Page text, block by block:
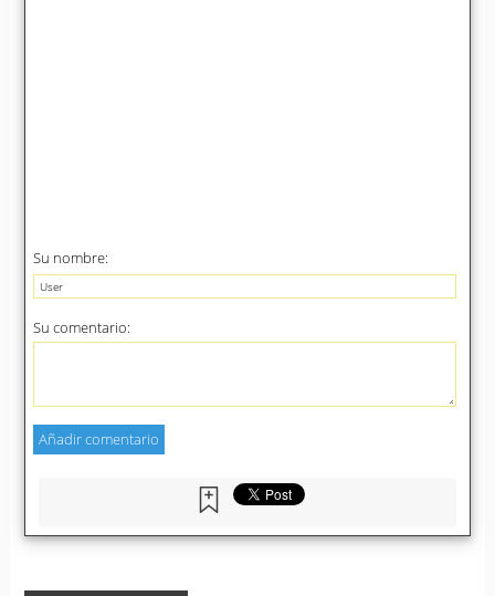
Su nombre:
Su comentario: